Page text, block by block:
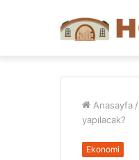
Anasayfa /
yapılacak?
Ekonomi